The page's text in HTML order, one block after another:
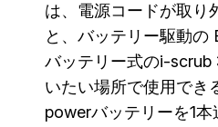
は、電源コードが取り
と、バッテリー駆動の
バッテリー式のi-
いたい場所で使用でき
powerバッテリーを1